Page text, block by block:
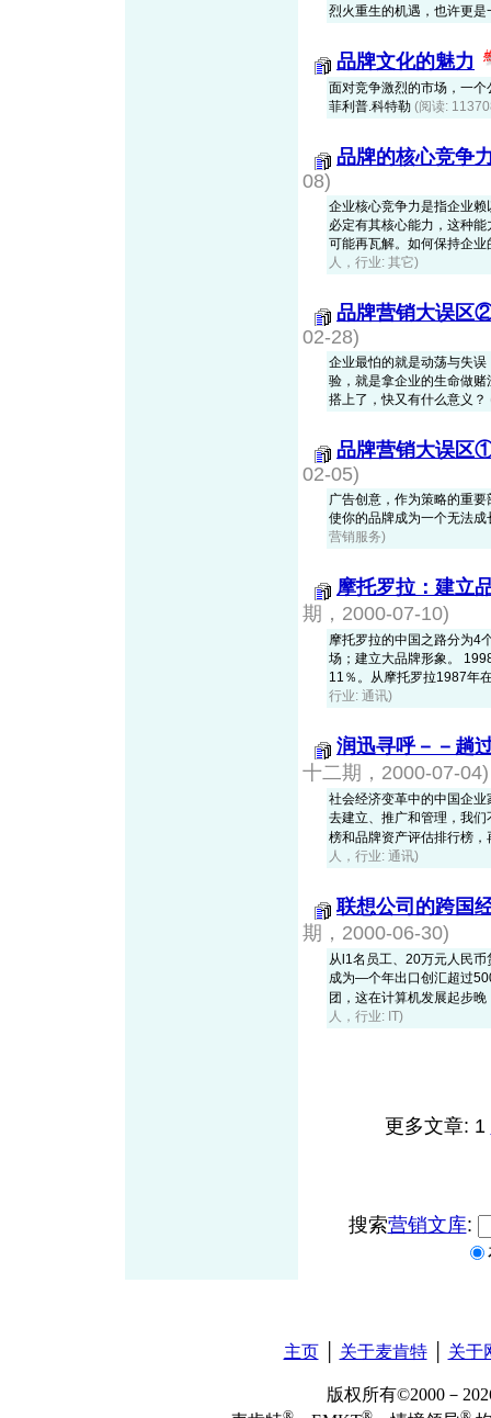
烈火重生的机遇，也许更
品牌文化的魅力
面对竞争激烈的市场，一
菲利普.科特勒 (阅读:
品牌的核心竞争
08)
企业核心竞争力是指企业
必定有其核心能力，这种
可能再瓦解。如何保持企
人，行业: 其它)
品牌营销大误区
02-28)
企业最怕的就是动荡与失
验，就是拿企业的生命做
搭上了，快又有什么意义？
品牌营销大误区
02-05)
广告创意，作为策略的重
使你的品牌成为一个无法
营销服务)
摩托罗拉：建立
期，2000-07-10)
摩托罗拉的中国之路分为4
场；建立大品牌形象。
11％。从摩托罗拉1987年
行业: 通讯)
润迅寻呼－－趟
十二期，2000-07-04)
社会经济变革中的中国企
去建立、推广和管理，我
榜和品牌资产评估排行榜
人，行业: 通讯)
联想公司的跨国
期，2000-06-30)
从l1名员工、20万元人民
成为—个年出口创汇超过
团，这在计算机发展起步
人，行业: IT)
更多文章: 1
搜索营销文库:
主页│ 关于麦肯特│ 关于
版权所有©2000－